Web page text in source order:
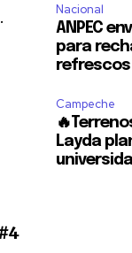
Nacional
ANPEC
para
Campeche
Layda